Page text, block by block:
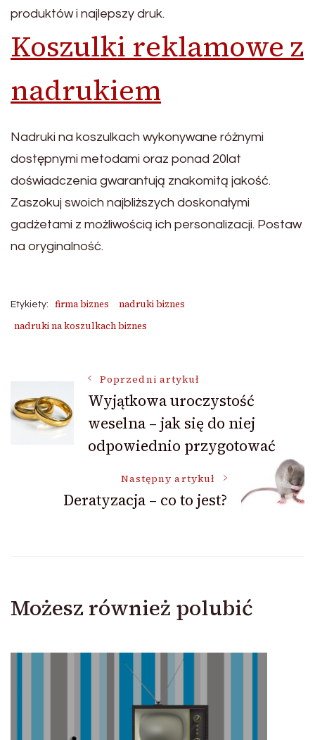
produktów i najlepszy druk.
Koszulki reklamowe z
nadrukiem
Nadruki na koszulkach wykonywane różnymi
dostępnymi metodami oraz ponad 20lat
doświadczenia gwarantują znakomitą jakość.
Zaszokuj swoich najbliższych doskonałymi
gadżetami z możliwością ich personalizacji. Postaw
na oryginalność.
Etykiety: firma biznes
nadruki biznes
nadruki na koszulkach biznes
Nawigacja
wpisu
Poprzedni artykuł
Wyjątkowa uroczystość
weselna – jak się do niej
odpowiednio przygotować
Następny artykuł
Deratyzacja – co to jest?
Możesz również polubić